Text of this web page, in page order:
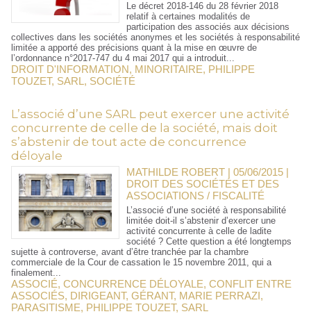
Le décret 2018-146 du 28 février 2018
relatif à certaines modalités de
participation des associés aux décisions
collectives dans les sociétés anonymes et les sociétés à responsabilité
limitée a apporté des précisions quant à la mise en œuvre de
l’ordonnance n°2017-747 du 4 mai 2017 qui a introduit...
DROIT D'INFORMATION, MINORITAIRE, PHILIPPE
TOUZET, SARL , SOCIÉTÉ
L’associé d’une SARL peut exercer une activité
concurrente de celle de la société, mais doit
s’abstenir de tout acte de concurrence
déloyale
MATHILDE ROBERT | 05/06/2015 |
DROIT DES SOCIÉTÉS ET DES
ASSOCIATIONS / FISCALITÉ
L’associé d’une société à responsabilité
limitée doit-il s’abstenir d’exercer une
activité concurrente à celle de ladite
société ? Cette question a été longtemps
sujette à controverse, avant d’être tranchée par la chambre
commerciale de la Cour de cassation le 15 novembre 2011, qui a
finalement...
ASSOCIÉ, CONCURRENCE DÉLOYALE, CONFLIT ENTRE
ASSOCIÉS, DIRIGEANT, GÉRANT, MARIE PERRAZI,
PARASITISME, PHILIPPE TOUZET, SARL